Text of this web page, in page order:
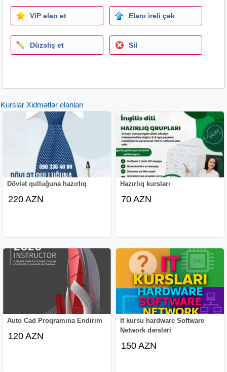
ideal fürsət.
Ünvan: Nərimanov ms/T yaxınlığı
ViP elan et Elanı irəli çək
Düzəliş et Sil
Kurslar Xidmətlər elanları
Dövlət qulluğuna hazırlıq
220 AZN
Hazırlıq kursları
70 AZN
Auto Cad Proqramına Endirim
120 AZN
It kursu hardware Software
Network dərsləri
150 AZN